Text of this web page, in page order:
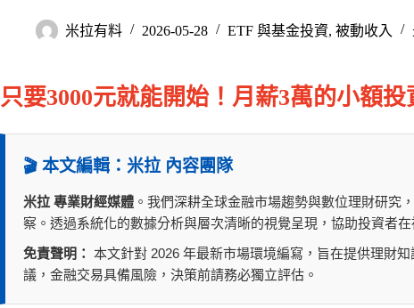
米拉有料 2026-05-28 ETF 與基金投資, 被動收入
只要3000元就能開始！月薪3萬的小額
🎬 本文編輯：米拉 內容團隊
米拉 專業財經媒體 。我們深耕全球金融市場趨勢與數位理財研究
察。透過系統化的數據分析與層次清晰的視覺呈現，協助投資者
免責聲明： 本文針對 2026 年最新市場環境編寫，旨在提供理財
議，金融交易具備風險，決策前請務必獨立評估。